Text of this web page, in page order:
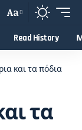
Aa
Read History
και τα πόδια
τα